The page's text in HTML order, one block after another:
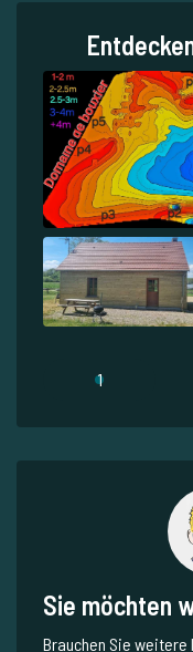
1
Sie möchten
Brauchen Sie